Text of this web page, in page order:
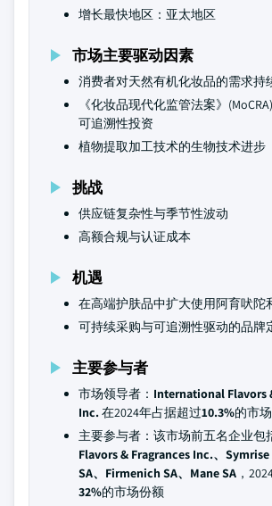
增长最快地区：亚太地区
市场主要驱动因素
消费者对天然有机化妆品的需求持
《化妆品现代化监管法案》
可追溯性投资
植物提取加工技术的生物技术进步
挑战
供应链复杂性与季节性波动
高额合规与认证成本
机遇
在高端护肤品中扩大使用阿育吠陀
可持续采购与可追溯性驱动的品牌
主要参与者
市场领导者： International Flavors
Inc.在2024年占据超过10.3%的市
主要参与者：该市场前五名企业包
Flavors & Fragrances Inc.、
SA、Firmenich SA、Mane SA ，
32%的市场份额